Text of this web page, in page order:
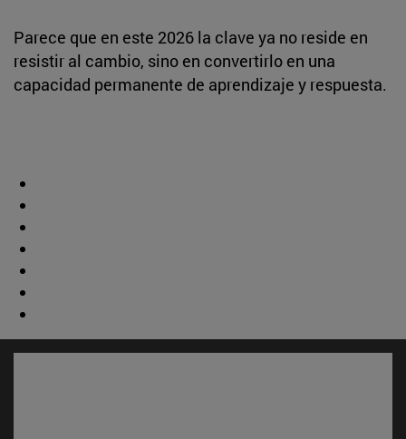
Parece que en este 2026 la clave ya no reside en
resistir al cambio, sino en convertirlo en una
capacidad permanente de aprendizaje y respuesta.